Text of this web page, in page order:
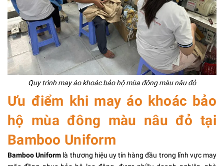
Quy trình may áo khoác bảo hộ mùa đông màu nâu đỏ
Ưu điểm khi may áo khoác bảo
hộ mùa đông màu nâu đỏ tại
Bamboo Uniform
Bamboo Uniform là thương hiệu uy tín hàng đầu trong lĩnh vực may